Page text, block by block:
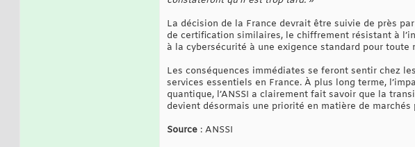
La décision de la France devrait être suivie de près
de certification similaires, le chiffrement résistant à
à la cybersécurité à une exigence standard pour
Les conséquences immédiates se feront sentir chez
services essentiels en France. À plus long terme,
quantique, l’ANSSI a clairement fait savoir que la
devient désormais une priorité en matière de
Source : ANSSI